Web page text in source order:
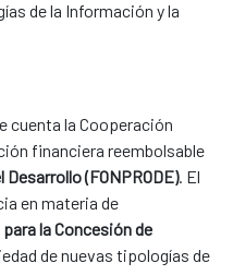
de la Información y la
cuenta la Cooperación
financiera reembolsable
(FONPRODE). El
en materia de
la Concesión de
de nuevas tipologías de